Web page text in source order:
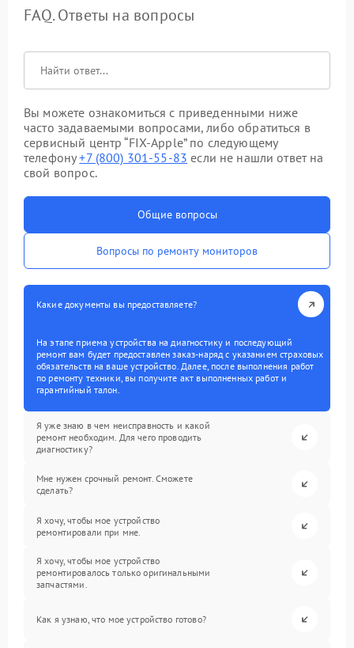
FAQ. Ответы на вопросы
Вы можете ознакомиться с приведенными ниже
часто задаваемыми вопросами, либо обратиться в
сервисный центр “FIX-Apple” по следующему
телефону+7 (800) 301-55-83 если не нашли ответ на
свой вопрос.
Общие вопросы
Вопросы по ремонту мониторов
Какие документы вы предоставляете?
На этапе приема устройства на диагностику и последующий
ремонт вам будет предоставлен заказ-наряд с указанием страховых
обязательств на ваше устройство. Далее, после выполнения работ
по ремонту техники, вы получите акт выполненных работ и
гарантийный талон.
Я уже знаю в чем неисправность и какой
ремонт необходим. Для чего проводить
диагностику?
Мне нужен срочный ремонт. Сможете
сделать?
Я хочу, чтобы мое устройство
ремонтировали при мне.
Я хочу, чтобы мое устройство
ремонтировалось только оригинальными
запчастями.
Как я узнаю, что мое устройство готово?